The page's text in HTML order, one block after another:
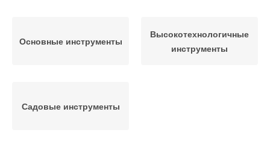
Основные инструменты
Высокотехнологичные
инструменты
Садовые инструменты